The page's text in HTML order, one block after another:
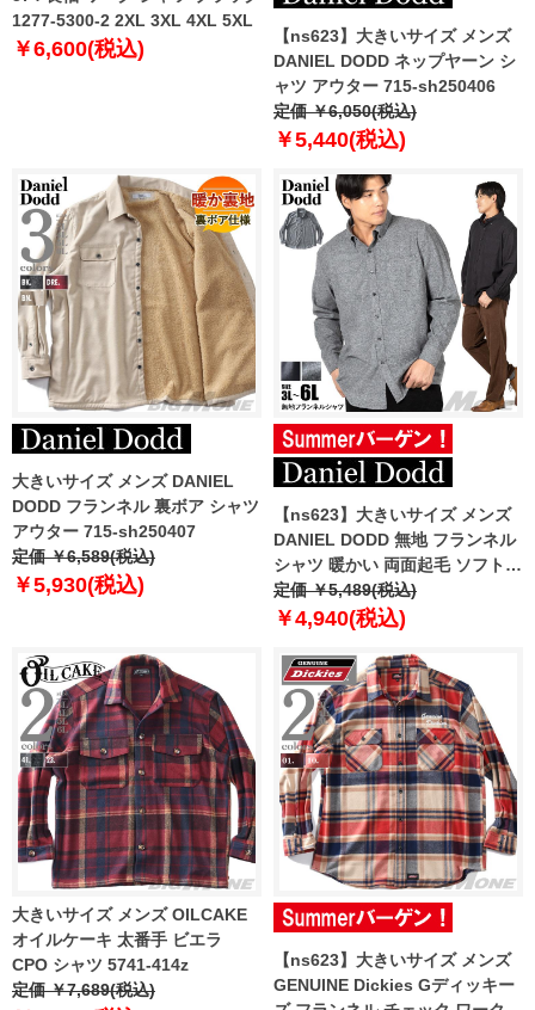
1277-5300-2 2XL 3XL 4XL 5XL
￥6,600(税込)
【ns623】大きいサイズ メンズ
DANIEL DODD ネップヤーン シ
ャツ アウター 715-sh250406
定価 ￥6,050(税込)
￥5,440(税込)
大きいサイズ メンズ DANIEL
DODD フランネル 裏ボア シャツ
アウター 715-sh250407
定価 ￥6,589(税込)
￥5,930(税込)
【ns623】大きいサイズ メンズ
DANIEL DODD 無地 フランネル
シャツ 暖かい 両面起毛 ソフト仕
上げ 715-sh250403 【t2503】
定価 ￥5,489(税込)
￥4,940(税込)
大きいサイズ メンズ OILCAKE
オイルケーキ 太番手 ビエラ
CPO シャツ 5741-414z
定価 ￥7,689(税込)
【ns623】大きいサイズ メンズ
GENUINE Dickies Gディッキー